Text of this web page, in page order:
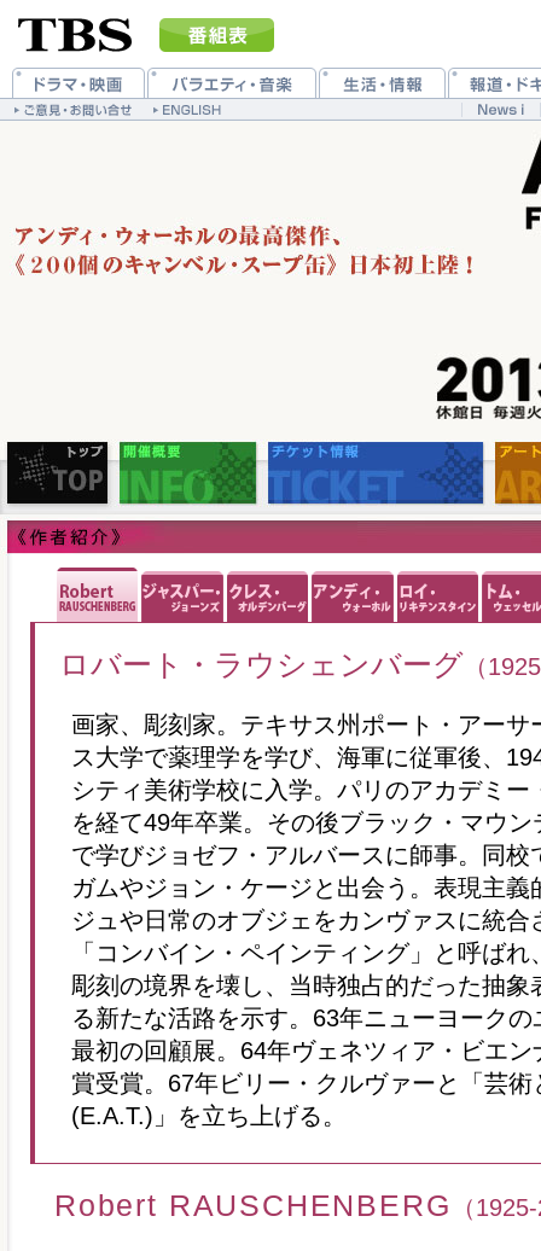
ロバート・ラウシェンバーグ （
画家、彫刻家。テキサス州ポート・アーサ
ス大学で薬理学を学び、海軍に従軍後、
シティ美術学校に入学。パリのアカデミー
を経て49年卒業。その後ブラック・マウ
で学びジョゼフ・アルバースに師事。同校
ガムやジョン・ケージと出会う。表現主義
ジュや日常のオブジェをカンヴァスに統合
「コンバイン・ペインティング」と呼ば
彫刻の境界を壊し、当時独占的だった抽象
る新たな活路を示す。63年ニューヨーク
最初の回顧展。64年ヴェネツィア・ビエン
賞受賞。67年ビリー・クルヴァーと「芸術
(E.A.T.)」を立ち上げる。
Robert RAUSCHENBERG （